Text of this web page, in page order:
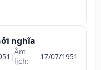
nghĩa
|Âm
lịch:
17/07/1951